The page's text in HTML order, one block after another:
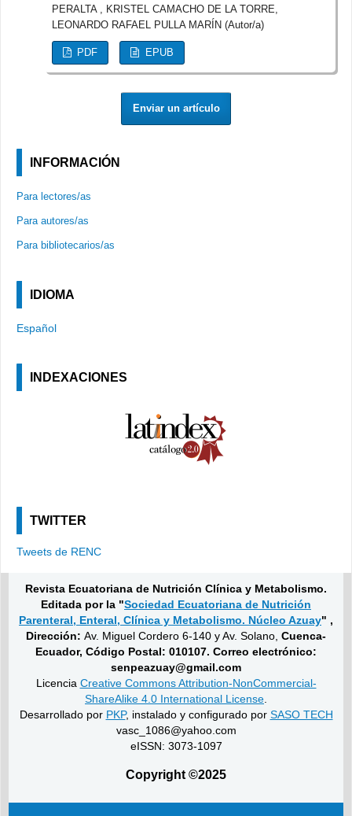
PERALTA , KRISTEL CAMACHO DE LA TORRE,
LEONARDO RAFAEL PULLA MARÍN (Autor/a)
PDF EPUB
Enviar un artículo
INFORMACIÓN
Para lectores/as
Para autores/as
Para bibliotecarios/as
IDIOMA
Español
INDEXACIONES
TWITTER
Tweets de RENC
Revista Ecuatoriana de Nutrición Clínica y Metabolismo.
Editada por la "Sociedad Ecuatoriana de Nutrición
Parenteral, Enteral, Clínica y Metabolismo. Núcleo Azuay" ,
Dirección: Av. Miguel Cordero 6-140 y Av. Solano, Cuenca-
Ecuador, Código Postal: 010107. Correo electrónico:
senpeazuay@gmail.com
Licencia Creative Commons Attribution-NonCommercial-
ShareAlike 4.0 International License
Desarrollado por PKP, instalado y configurado por SASO TECH
vasc_1086@yahoo.com
eISSN: 3073-1097
Copyright ©2025